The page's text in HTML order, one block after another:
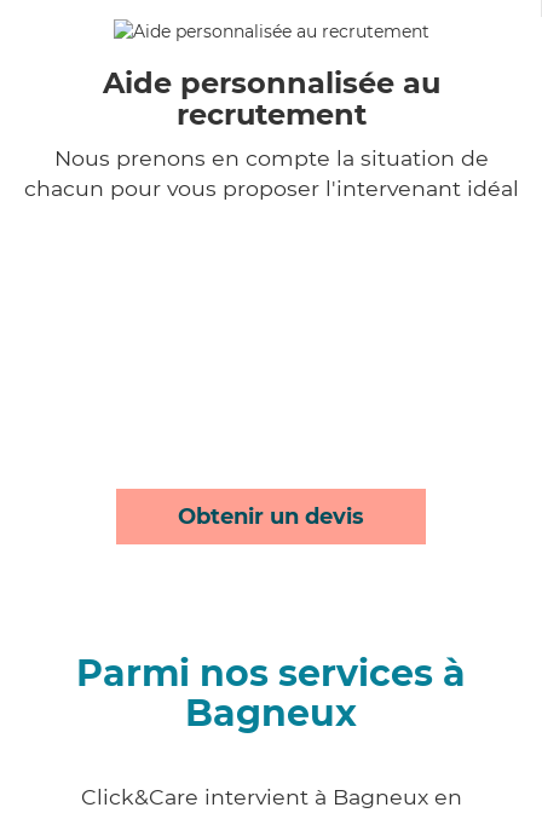
Aide personnalisée au
recrutement
Nous prenons en compte la situation de
chacun pour vous proposer l'intervenant idéal
Obtenir un devis
Parmi nos services à
Bagneux
Click&Care intervient à Bagneux en